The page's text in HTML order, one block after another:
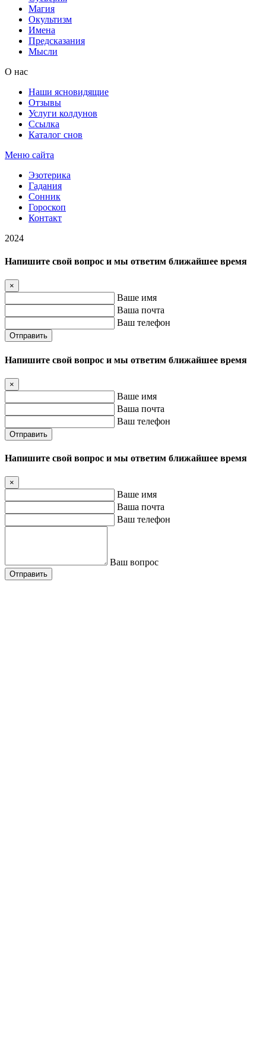
Магия
Окультизм
Имена
Предсказания
Мысли
О нас
Наши ясновидящие
Отзывы
Услуги колдунов
Ссылка
Каталог снов
Меню сайта
Эзотерика
Гадания
Сонник
Гороскоп
Контакт
2024
Напишите свой вопрос и мы ответим ближайшее время
×
Ваше имя
Ваша почта
Ваш телефон
Отправить
Напишите свой вопрос и мы ответим ближайшее время
×
Ваше имя
Ваша почта
Ваш телефон
Отправить
Напишите свой вопрос и мы ответим ближайшее время
×
Ваше имя
Ваша почта
Ваш телефон
Ваш вопрос
Отправить